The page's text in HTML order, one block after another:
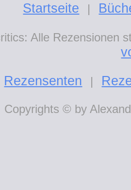
Startseite |
Alle Rezensionen
Rezensenten
|
Copyrights © by